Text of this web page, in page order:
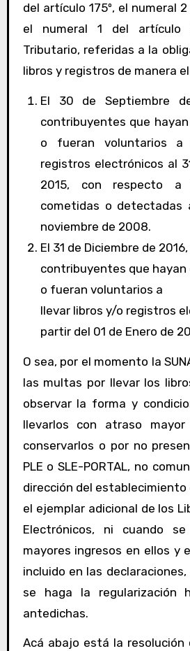
del artículo 175º, el numeral
el numeral 1 del artículo
Tributario, referidas a la
libros y registros de manera
El 30 de Septiembre
contribuyentes que
o fueran voluntarios a
registros electrónicos al
2015, con respecto a
cometidas o detectadas
noviembre de 2008.
El 31 de Diciembre de
contribuyentes que
o fueran voluntarios a
llevar libros y/o registros
partir del 01 de Enero de
O sea, por el momento la
las multas por llevar los
observar la forma y
llevarlos con atraso
conservarlos o por no
PLE o SLE-PORTAL, no
dirección del establecimiento
el ejemplar adicional de los
Electrónicos, ni cuando
mayores ingresos en ellos y
incluido en las
se haga la regularización
antedichas.
Acá abajo está la resolución